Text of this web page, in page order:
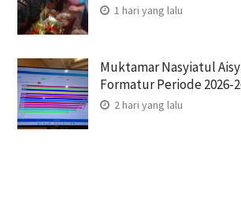
1 hari yang lalu
Muktamar Nasyiatul
Formatur Periode 2026-
2 hari yang lalu